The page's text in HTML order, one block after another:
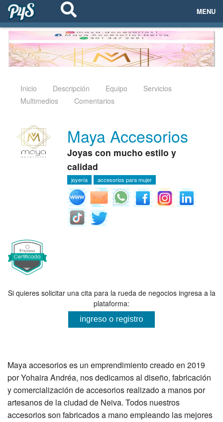
MENU
EVENTOS
EMPRESAS
NETWORKING
AYUDA
login
Inicio Descripción Equipo
Servicios
Multimedios
Comentarios
Maya Accesorios
Joyas con mucho estilo y
calidad
joyería accesorios para mujer
Si quieres solicitar una cita para la rueda de negocios ingresa a la
plataforma:
Maya accesorios es un emprendimiento creado en 2019
por Yohaira Andréa, nos dedicamos al diseño, fabricación
y comercialización de accesorios realizado a manos por
artesanos de la ciudad de Neiva. Todos nuestros
accesorios son fabricados a mano empleando las mejores